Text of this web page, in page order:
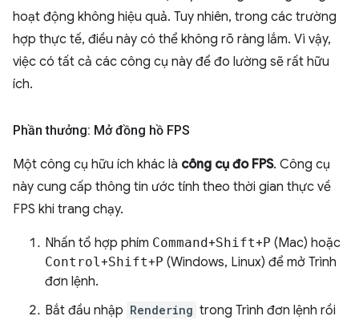
hoạt động không hiệu quả. Tuy nhiên, trong các trường
hợp thực tế, điều này có thể không rõ ràng lắm. Vì vậy,
việc có tất cả các công cụ này để đo lường sẽ rất hữu
ích.
Phần thưởng: Mở đồng hồ FPS
Một công cụ hữu ích khác là công cụ đo FPS. Công cụ
này cung cấp thông tin ước tính theo thời gian thực về
FPS khi trang chạy.
Nhấn tổ hợp phím Command+Shift+P (Mac) hoặc
Control +Shift+P (Windows, Linux) để mở Trình
đơn lệnh.
Bắt đầu nhập Rendering trong Trình đơn lệnh rồi